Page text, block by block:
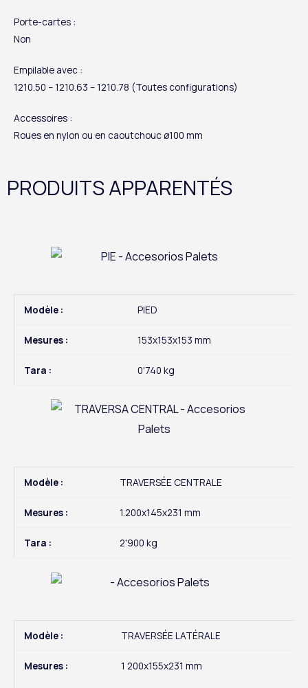
Porte-cartes :
Non
Empilable avec :
1210.50 – 1210.63 – 1210.78 (Toutes configurations)
Accessoires :
Roues en nylon ou en caoutchouc ø100 mm
PRODUITS APPARENTÉS
Modèle : PIED
Mesures : 153x153x153 mm
Tara : 0'740 kg
Modèle : TRAVERSÉE CENTRALE
Mesures : 1.200x145x231 mm
Tara : 2'900 kg
Modèle : TRAVERSÉE LATÉRALE
Mesures : 1 200x155x231 mm